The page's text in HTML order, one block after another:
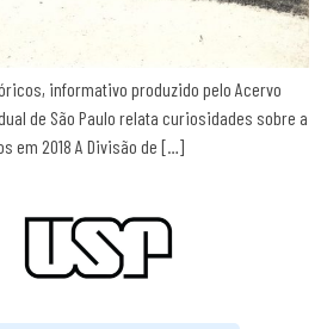
informativo produzido pelo Acervo
de São Paulo relata curiosidades sobre a
em 2018 A Divisão de […]